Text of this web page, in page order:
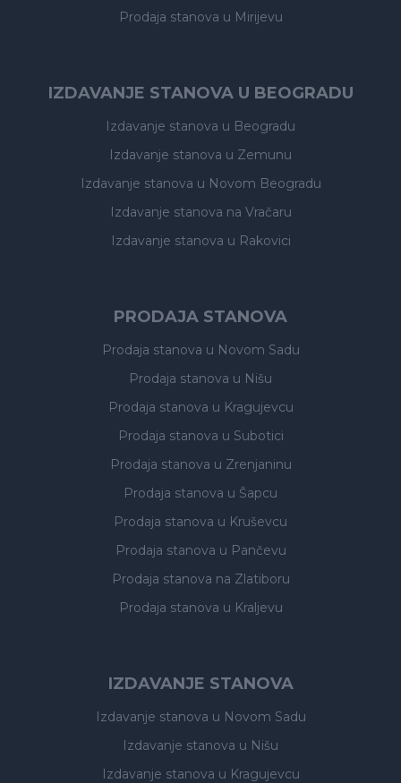
Prodaja stanova u Mirijevu
IZDAVANJE STANOVA U BEOGRADU
Izdavanje stanova u Beogradu
Izdavanje stanova u Zemunu
Izdavanje stanova u Novom Beogradu
Izdavanje stanova na Vračaru
Izdavanje stanova u Rakovici
PRODAJA STANOVA
Prodaja stanova u Novom Sadu
Prodaja stanova u Nišu
Prodaja stanova u Kragujevcu
Prodaja stanova u Subotici
Prodaja stanova u Zrenjaninu
Prodaja stanova u Šapcu
Prodaja stanova u Kruševcu
Prodaja stanova u Pančevu
Prodaja stanova na Zlatiboru
Prodaja stanova u Kraljevu
IZDAVANJE STANOVA
Izdavanje stanova u Novom Sadu
Izdavanje stanova u Nišu
Izdavanje stanova u Kragujevcu